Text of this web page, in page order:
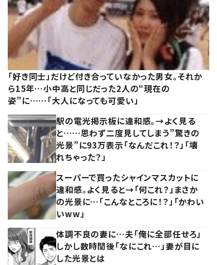
「好き同士」だけど付き合っていなかった男女。それか
ら15年…小中高と同じだった2人の“現在の
姿”に……「大人になっても可愛い」
駅の電光掲示板に違和感。→よく見る
と……思わず二度見してしまう”驚きの
光景”に93万表示「なんだこれ！？」「壊
れちゃった？」
スーパーで買ったシャインマスカットに
違和感。よく見ると→「何これ？」まさか
の光景に…「こんなところに！？」「かわい
いww」
体調不良の妻に…夫「俺に全部任せろ」
しかし数時間後「なにこれ…」妻が目に
した光景とは